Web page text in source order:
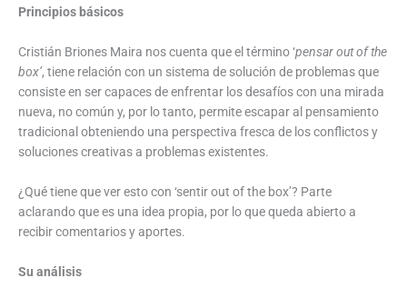
Principios básicos
Cristián Briones Maira nos cuenta que el término ‘pensar out of the
box’, tiene relación con un sistema de solución de problemas que
consiste en ser capaces de enfrentar los desafíos con una mirada
nueva, no común y, por lo tanto, permite escapar al pensamiento
tradicional obteniendo una perspectiva fresca de los conflictos y
soluciones creativas a problemas existentes.
¿Qué tiene que ver esto con ‘sentir out of the box’? Parte
aclarando que es una idea propia, por lo que queda abierto a
recibir comentarios y aportes.
Su análisis